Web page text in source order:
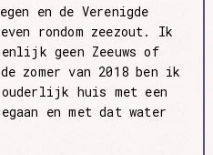
en de Verenigde
rondom zeezout. Ik
geen Zeeuws of
zomer van 2018 ben ik
huis met een
en met dat water